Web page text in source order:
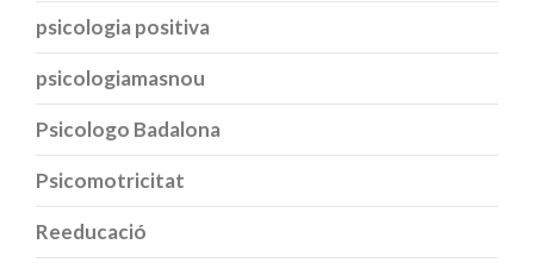
psicologia positiva
psicologiamasnou
Psicologo Badalona
Psicomotricitat
Reeducació